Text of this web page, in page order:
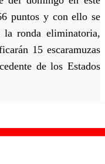
puntos y con ello se
ronda eliminatoria,
15 escaramuzas
de los Estados